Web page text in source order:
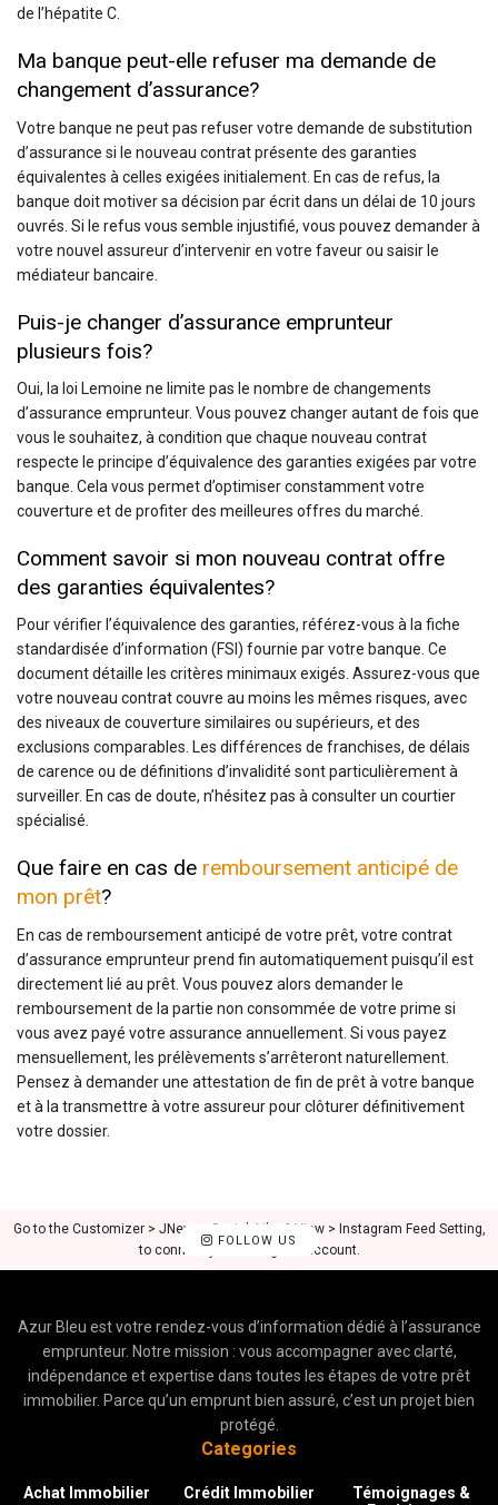
de l’hépatite C.
Ma banque peut-elle refuser ma demande de
changement d’assurance?
Votre banque ne peut pas refuser votre demande de substitution
d’assurance si le nouveau contrat présente des garanties
équivalentes à celles exigées initialement. En cas de refus, la
banque doit motiver sa décision par écrit dans un délai de 10 jours
ouvrés. Si le refus vous semble injustifié, vous pouvez demander à
votre nouvel assureur d’intervenir en votre faveur ou saisir le
médiateur bancaire.
Puis-je changer d’assurance emprunteur
plusieurs fois?
Oui, la loi Lemoine ne limite pas le nombre de changements
d’assurance emprunteur. Vous pouvez changer autant de fois que
vous le souhaitez, à condition que chaque nouveau contrat
respecte le principe d’équivalence des garanties exigées par votre
banque. Cela vous permet d’optimiser constamment votre
couverture et de profiter des meilleures offres du marché.
Comment savoir si mon nouveau contrat offre
des garanties équivalentes?
Pour vérifier l’équivalence des garanties, référez-vous à la fiche
standardisée d’information (FSI) fournie par votre banque. Ce
document détaille les critères minimaux exigés. Assurez-vous que
votre nouveau contrat couvre au moins les mêmes risques, avec
des niveaux de couverture similaires ou supérieurs, et des
exclusions comparables. Les différences de franchises, de délais
de carence ou de définitions d’invalidité sont particulièrement à
surveiller. En cas de doute, n’hésitez pas à consulter un courtier
spécialisé.
Que faire en cas de remboursement anticipé de
mon prêt?
En cas de remboursement anticipé de votre prêt, votre contrat
d’assurance emprunteur prend fin automatiquement puisqu’il est
directement lié au prêt. Vous pouvez alors demander le
remboursement de la partie non consommée de votre prime si
vous avez payé votre assurance annuellement. Si vous payez
mensuellement, les prélèvements s’arrêteront naturellement.
Pensez à demander une attestation de fin de prêt à votre banque
et à la transmettre à votre assureur pour clôturer définitivement
votre dossier.
FOLLOW US
Go to the Customizer > JNews : Social, Like & View > Instagram Feed Setting,
to connect your Instagram account.
Azur Bleu est votre rendez-vous d’information dédié à l’assurance
emprunteur. Notre mission : vous accompagner avec clarté,
indépendance et expertise dans toutes les étapes de votre prêt
immobilier. Parce qu’un emprunt bien assuré, c’est un projet bien
protégé.
Categories
Achat Immobilier Crédit Immobilier
Témoignages &